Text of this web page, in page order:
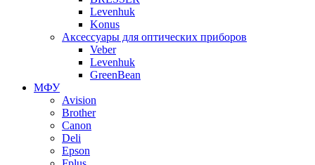
Levenhuk
Konus
Аксессуары для оптических приборов
Veber
Levenhuk
GreenBean
МФУ
Avision
Brother
Canon
Deli
Epson